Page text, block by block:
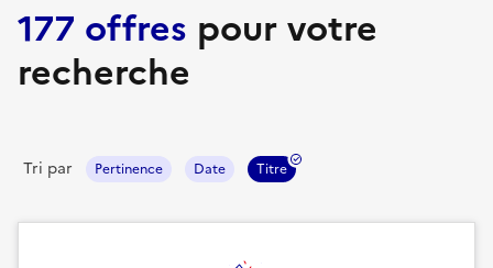
177 offres pour votre
recherche
Tri par Pertinence Date Titre